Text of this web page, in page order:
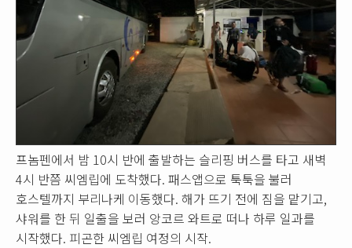
프놈펜에서 밤 10시 반에 출발하는 슬리핑 버스를 타고 새벽
4시 반쯤 씨엠립에 도착했다. 패스앱으로 툭툭을 불러
호스텔까지 부리나케 이동했다. 해가 뜨기 전에 짐을 맡기고,
샤워를 한 뒤 일출을 보러 앙코르 와트로 떠나 하루 일과를
시작했다. 피곤한 씨엠립 여정의 시작.